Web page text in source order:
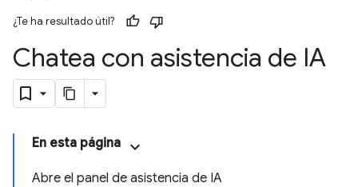
¿Te ha resultado útil?
Chatea con asistencia de IA
En esta página
Abre el panel de asistencia de IA